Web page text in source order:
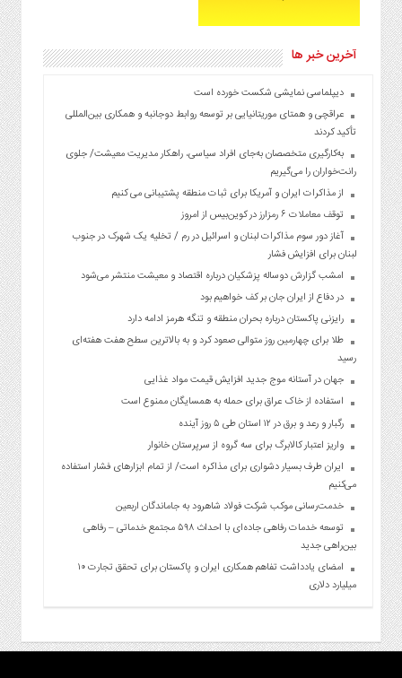
آخرین خبر ها
دیپلماسی نمایشی شکست خورده است
عراقچی و همتای موریتانیایی بر توسعه روابط دوجانبه و همکاری بین‌المللی
تأکید کردند
به‌کارگیری متخصصان به‌جای افراد سیاسی، راهکار مدیریت معیشت/ جلوی
رانت‌خواران را می‌گیریم
از مذاکرات ایران و آمریکا برای ثبات منطقه پشتیبانی می کنیم
توقف معاملات ۶ رمزارز در کوین‌بیس از امروز
آغاز دور سوم مذاکرات لبنان و اسرائیل در رم / تخلیه یک شهرک در جنوب
لبنان برای افزایش فشار
امشب گزارش دوساله پزشکیان درباره اقتصاد و معیشت منتشر می‌شود
در دفاع از ایران جان بر کف خواهیم بود
رایزنی پاکستان درباره بحران منطقه و تنگه هرمز ادامه دارد
طلا برای چهارمین روز متوالی صعود کرد و به بالاترین سطح هفت هفته‌ای
رسید
جهان در آستانه موج جدید افزایش قیمت مواد غذایی
استفاده از خاک عراق برای حمله به همسایگان ممنوع است
رگبار و رعد و برق در ۱۲ استان طی ۵ روز آینده
واریز اعتبار کالابرگ برای سه گروه از سرپرستان خانوار
ایران طرف بسیار دشواری برای مذاکره است/ از تمام ابزارهای فشار استفاده
می‌کنیم
خدمت‌رسانی موکب شرکت فولاد شاهرود به جاماندگان اربعین
توسعه خدمات رفاهی جاده‌ای با احداث ۵۹۸ مجتمع خدماتی – رفاهی
بین‌راهی جدید
امضای یادداشت تفاهم همکاری ایران و پاکستان برای تحقق تجارت ۱۰
میلیارد دلاری